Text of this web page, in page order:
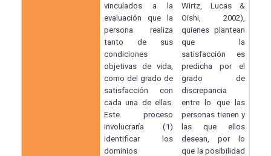
vinculados a la
evaluación que la
persona realiza
tanto de sus
condiciones
objetivas de vida,
como del grado de
satisfacción con
cada una de ellas.
Este proceso
involucraría (1)
identificar los
dominios
Wirtz, Lucas &
Oishi, 2002),
quienes plantean
que la
satisfacción es
predicha por el
grado de
discrepancia
entre lo que las
personas tienen y
las que ellos
desean, por lo
que la posibilidad